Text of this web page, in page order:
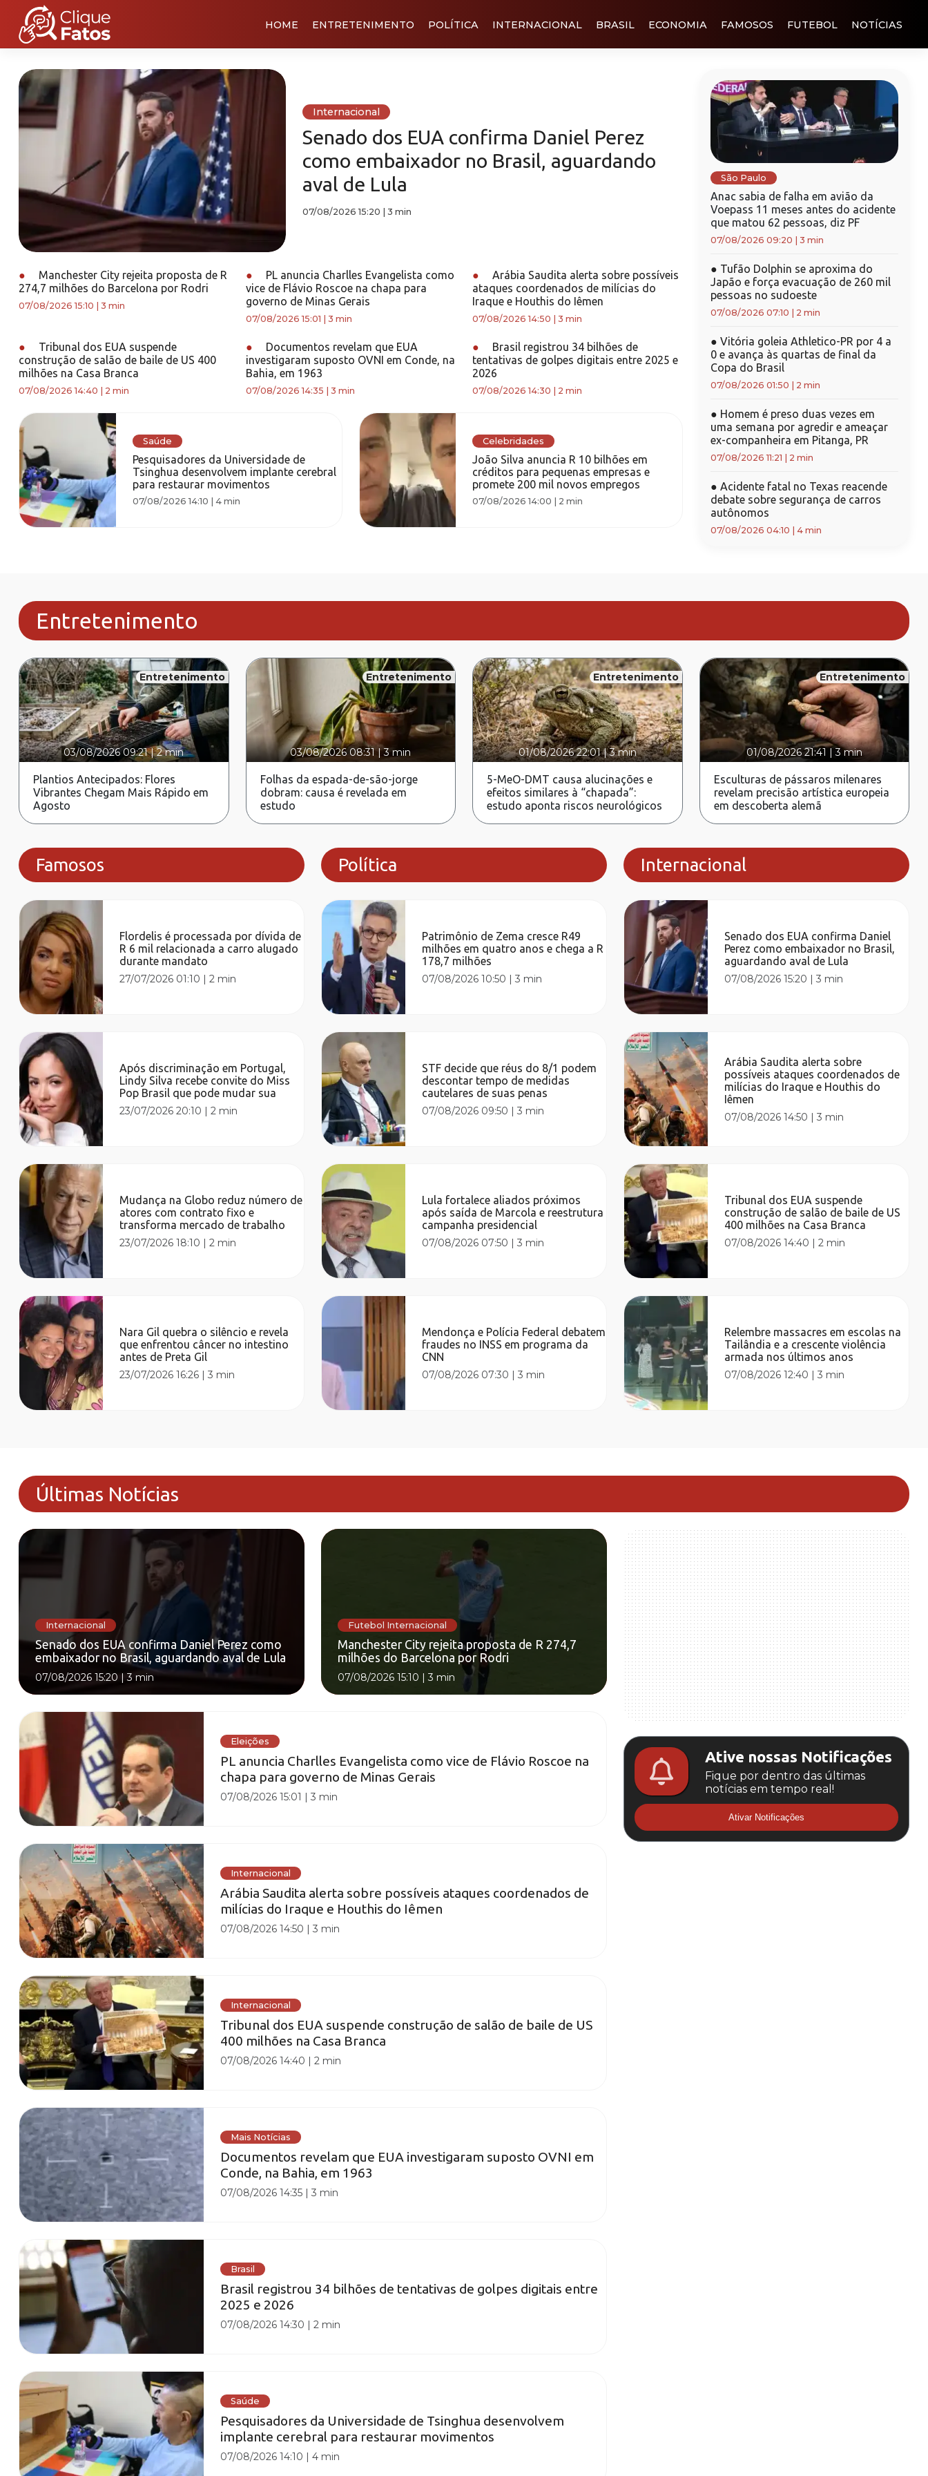
HOME ENTRETENIMENTO POLÍTICA INTERNACIONAL BRASIL ECONOMIA FAMOSOS FUTEBOL NOTÍCIAS
Internacional
Senado dos EUA confirma Daniel Perez
como embaixador no Brasil, aguardando
aval de Lula
07/08/2026 15:20 3 min
●
Manchester City rejeita proposta de R
274,7 milhões do Barcelona por Rodri
07/08/2026 15:10 3 min
●
PL anuncia Charlles Evangelista como
vice de Flávio Roscoe na chapa para
governo de Minas Gerais
07/08/2026 15:01 3 min
●
Arábia Saudita alerta sobre possíveis
ataques coordenados de milícias do
Iraque e Houthis do Iêmen
07/08/2026 14:50 3 min
●
Tribunal dos EUA suspende
construção de salão de baile de US 400
milhões na Casa Branca
07/08/2026 14:40 2 min
●
Documentos revelam que EUA
investigaram suposto OVNI em Conde, na
Bahia, em 1963
07/08/2026 14:35 3 min
●
Brasil registrou 34 bilhões de
tentativas de golpes digitais entre 2025 e
2026
07/08/2026 14:30 2 min
Saúde
Pesquisadores da Universidade de
Tsinghua desenvolvem implante cerebral
para restaurar movimentos
07/08/2026 14:10 | 4 min
Celebridades
João Silva anuncia R 10 bilhões em
créditos para pequenas empresas e
promete 200 mil novos empregos
07/08/2026 14:00 | 2 min
São Paulo
Anac sabia de falha em avião da
Voepass 11 meses antes do acidente
que matou 62 pessoas, diz PF
07/08/2026 09:20 3 min
● Tufão Dolphin se aproxima do
Japão e força evacuação de 260 mil
pessoas no sudoeste
07/08/2026 07:10 2 min
● Vitória goleia Athletico-PR por 4 a
0 e avança às quartas de final da
Copa do Brasil
07/08/2026 01:50 2 min
● Homem é preso duas vezes em
uma semana por agredir e ameaçar
ex-companheira em Pitanga, PR
07/08/2026 11:21 2 min
● Acidente fatal no Texas reacende
debate sobre segurança de carros
autônomos
07/08/2026 04:10 4 min
Entretenimento
Entretenimento
03/08/2026 09:21|2 min
Plantios Antecipados: Flores
Vibrantes Chegam Mais Rápido em
Agosto
Entretenimento
03/08/2026 08:31|3 min
Folhas da espada-de-são-jorge
dobram: causa é revelada em
estudo
Entretenimento
01/08/2026 22:01|3 min
5-MeO-DMT causa alucinações e
efeitos similares à “chapada”:
estudo aponta riscos neurológicos
Entretenimento
01/08/2026 21:41 |3 min
Esculturas de pássaros milenares
revelam precisão artística europeia
em descoberta alemã
Famosos
Flordelis é processada por dívida de
R 6 mil relacionada a carro alugado
durante mandato
27/07/2026 01:10 |2 min
Após discriminação em Portugal,
Lindy Silva recebe convite do Miss
Pop Brasil que pode mudar sua
23/07/2026 20:10 |2 min
Mudança na Globo reduz número de
atores com contrato fixo e
transforma mercado de trabalho
23/07/2026 18:10 |2 min
Nara Gil quebra o silêncio e revela
que enfrentou câncer no intestino
antes de Preta Gil
23/07/2026 16:26 |3 min
Política
Patrimônio de Zema cresce R49
milhões em quatro anos e chega a R
178,7 milhões
07/08/2026 10:50 |3 min
STF decide que réus do 8/1 podem
descontar tempo de medidas
cautelares de suas penas
07/08/2026 09:50 |3 min
Lula fortalece aliados próximos
após saída de Marcola e reestrutura
campanha presidencial
07/08/2026 07:50 |3 min
Mendonça e Polícia Federal debatem
fraudes no INSS em programa da
CNN
07/08/2026 07:30 |3 min
Internacional
Senado dos EUA confirma Daniel
Perez como embaixador no Brasil,
aguardando aval de Lula
07/08/2026 15:20 |3 min
Arábia Saudita alerta sobre
possíveis ataques coordenados de
milícias do Iraque e Houthis do
Iêmen
07/08/2026 14:50 |3 min
Tribunal dos EUA suspende
construção de salão de baile de US
400 milhões na Casa Branca
07/08/2026 14:40 |2 min
Relembre massacres em escolas na
Tailândia e a crescente violência
armada nos últimos anos
07/08/2026 12:40 |3 min
Últimas Notícias
Internacional
Senado dos EUA confirma Daniel Perez como
embaixador no Brasil, aguardando aval de Lula
07/08/2026 15:20 |3 min
Futebol Internacional
Manchester City rejeita proposta de R 274,7
milhões do Barcelona por Rodri
07/08/2026 15:10 |3 min
Eleições
PL anuncia Charlles Evangelista como vice de Flávio Roscoe na
chapa para governo de Minas Gerais
07/08/2026 15:01 |3 min
Internacional
Arábia Saudita alerta sobre possíveis ataques coordenados de
milícias do Iraque e Houthis do Iêmen
07/08/2026 14:50 |3 min
Internacional
Tribunal dos EUA suspende construção de salão de baile de US
400 milhões na Casa Branca
07/08/2026 14:40 |2 min
Mais Notícias
Documentos revelam que EUA investigaram suposto OVNI em
Conde, na Bahia, em 1963
07/08/2026 14:35 |3 min
Brasil
Brasil registrou 34 bilhões de tentativas de golpes digitais entre
2025 e 2026
07/08/2026 14:30 |2 min
Saúde
Pesquisadores da Universidade de Tsinghua desenvolvem
implante cerebral para restaurar movimentos
07/08/2026 14:10 |4 min
Ative nossas Notificações
Fique por dentro das últimas
notícias em tempo real!
Ativar Notificações